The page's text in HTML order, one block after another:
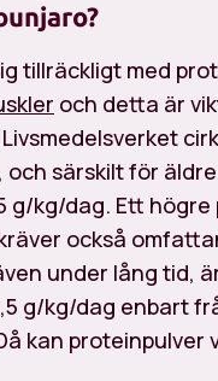
tillräckligt med
och detta är
särskilt för äldre
g/kg/dag. Ett
också
under lång tid,
g/kg/dag enbart
kan proteinpulver